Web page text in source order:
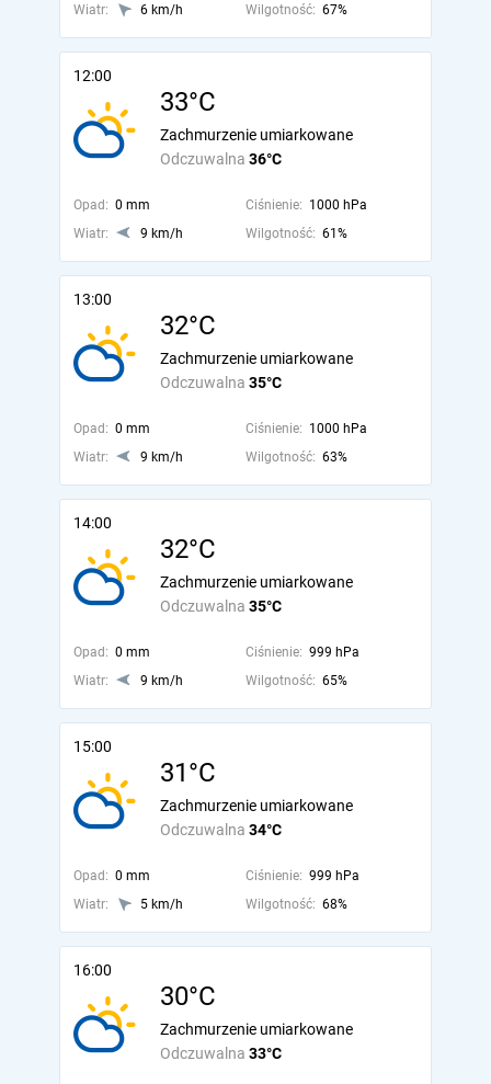
Wiatr:
6 km/h Wilgotność: 67%
12:00
33°C
Odczuwalna 36°C
Zachmurzenie umiarkowane
Opad: 0 mm Ciśnienie: 1000 hPa
Wiatr:
9 km/h Wilgotność: 61%
13:00
32°C
Odczuwalna 35°C
Zachmurzenie umiarkowane
Opad: 0 mm Ciśnienie: 1000 hPa
Wiatr:
9 km/h Wilgotność: 63%
14:00
32°C
Odczuwalna 35°C
Zachmurzenie umiarkowane
Opad: 0 mm Ciśnienie: 999 hPa
Wiatr:
9 km/h Wilgotność: 65%
15:00
31°C
Odczuwalna 34°C
Zachmurzenie umiarkowane
Opad: 0 mm Ciśnienie: 999 hPa
Wiatr:
5 km/h Wilgotność: 68%
16:00
30°C
Odczuwalna 33°C
Zachmurzenie umiarkowane